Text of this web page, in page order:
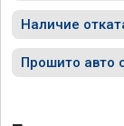
Наличие
Прошито авто